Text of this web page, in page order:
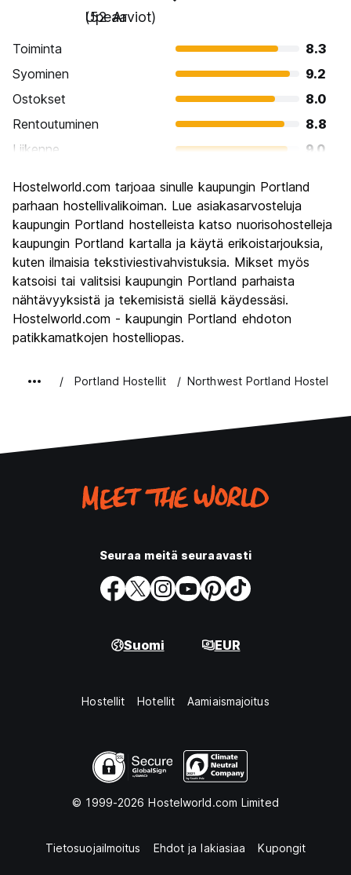
Upeaa
(52 Arviot)
Toiminta
8.3
Syominen
9.2
Ostokset
8.0
Rentoutuminen
8.8
Liikenne
9.0
Kulttuuri
Yöelämä
8.1
Rahanarvoinen
8.5
Hostelworld.com tarjoaa sinulle kaupungin Portland
parhaan hostellivalikoiman. Lue asiakasarvosteluja
kaupungin Portland hostelleista katso nuorisohostelleja
kaupungin Portland kartalla ja käytä erikoistarjouksia,
kuten ilmaisia tekstiviestivahvistuksia. Mikset myös
katsoisi tai valitsisi kaupungin Portland parhaista
nähtävyyksistä ja tekemisistä siellä käydessäsi.
Hostelworld.com - kaupungin Portland ehdoton
patikkamatkojen hostelliopas.
Portland Hostellit Northwest Portland Hostel
Seuraa meitä seuraavasti
Suomi EUR
Hostellit Hotellit Aamiaismajoitus
© 1999-2026 Hostelworld.com Limited
Tietosuojailmoitus Ehdot ja lakiasiaa Kupongit